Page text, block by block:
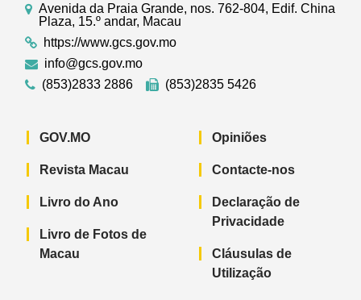
Avenida da Praia Grande, nos. 762-804, Edif. China
Plaza, 15.º andar, Macau
https://www.gcs.gov.mo
info@gcs.gov.mo
(853)2833 2886
(853)2835 5426
GOV.MO
Revista Macau
Livro do Ano
Livro de Fotos de
Macau
Opiniões
Contacte-nos
Declaração de
Privacidade
Cláusulas de
Utilização